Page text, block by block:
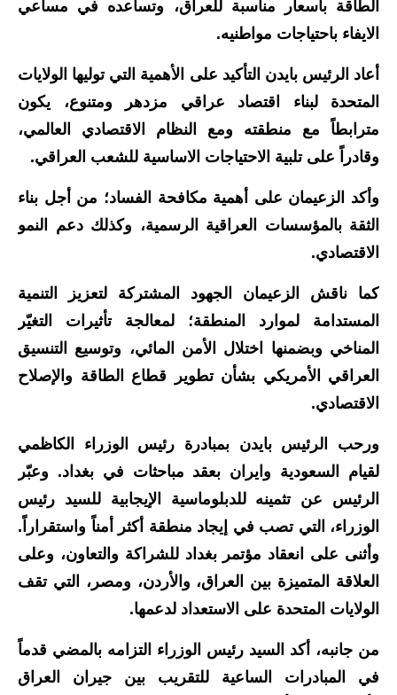
صحة وطب
العامة
الطاقة بأسعار مناسبة للعراق، وتساعده في مساعي
الايفاء باحتياجات مواطنيه.
أعاد الرئيس بايدن التأكيد على الأهمية التي توليها الولايات
المتحدة لبناء اقتصاد عراقي مزدهر ومتنوع، يكون
مترابطاً مع منطقته ومع النظام الاقتصادي العالمي،
وقادراً على تلبية الاحتياجات الاساسية للشعب العراقي.
وأكد الزعيمان على أهمية مكافحة الفساد؛ من أجل بناء
الثقة بالمؤسسات العراقية الرسمية، وكذلك دعم النمو
الاقتصادي.
كما ناقش الزعيمان الجهود المشتركة لتعزيز التنمية
المستدامة لموارد المنطقة؛ لمعالجة تأثيرات التغيّر
المناخي وبضمنها اختلال الأمن المائي، وتوسيع التنسيق
العراقي الأمريكي بشأن تطوير قطاع الطاقة والإصلاح
الاقتصادي.
ورحب الرئيس بايدن بمبادرة رئيس الوزراء الكاظمي
لقيام السعودية وايران بعقد مباحثات في بغداد. وعبّر
الرئيس عن تثمينه للدبلوماسية الإيجابية للسيد رئيس
الوزراء، التي تصب في إيجاد منطقة أكثر أمناً واستقراراً.
وأثنى على انعقاد مؤتمر بغداد للشراكة والتعاون، وعلى
العلاقة المتميزة بين العراق، والأردن، ومصر، التي تقف
الولايات المتحدة على الاستعداد لدعمها.
من جانبه، أكد السيد رئيس الوزراء التزامه بالمضي قدماً
في المبادرات الساعية للتقريب بين جيران العراق